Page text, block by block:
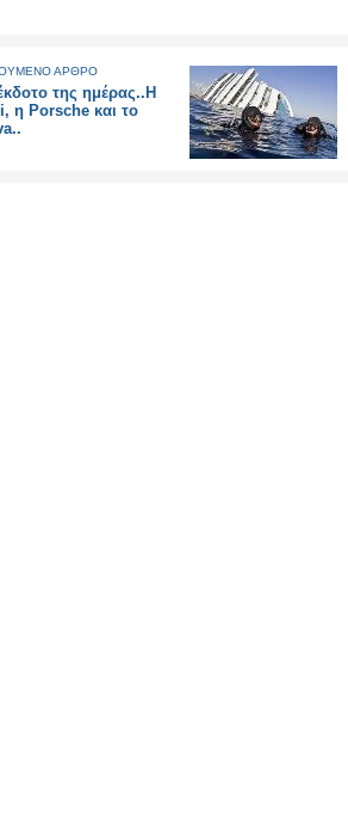
ΑΡΘΡΟ
της ημέρας..Η
η Porsche και το